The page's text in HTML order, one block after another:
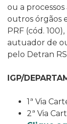
ou a
outros órgãos
PRF (cód.
autuador de
pelo Detran
IGP/
1ª Via
2ª Via